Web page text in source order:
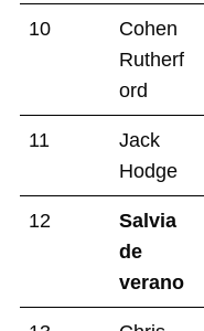
10
Cohen
Rutherf
ord
11
Jack
Hodge
12
Salvia
de
verano